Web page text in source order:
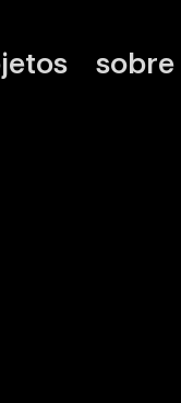
sobre